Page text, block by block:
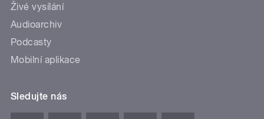
Živé vysílání
Audioarchiv
Podcasty
Mobilní aplikace
Sledujte nás